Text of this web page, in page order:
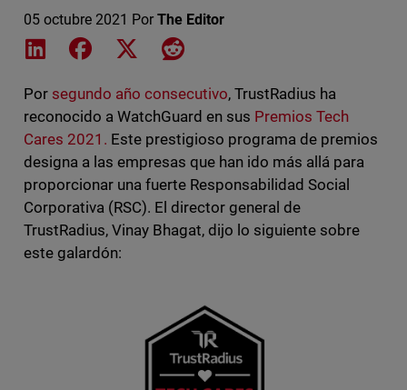
05 octubre 2021 Por The Editor
Share on LinkedIn
Share on Facebook
Share on XShare on Reddit
Por segundo año consecutivo, TrustRadius ha
reconocido a WatchGuard en sus Premios Tech
Cares 2021. Este prestigioso programa de premios
designa a las empresas que han ido más allá para
proporcionar una fuerte Responsabilidad Social
Corporativa (RSC). El director general de
TrustRadius, Vinay Bhagat, dijo lo siguiente sobre
este galardón: